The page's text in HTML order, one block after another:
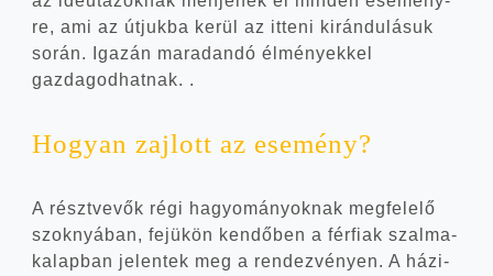
re, ami az útjuk­ba kerül az itte­ni kirán­du­lá­suk
során. Iga­zán mara­dan­dó élmé­nyek­kel
gazdagodhatnak. .
Hogyan zaj­lott az esemény?
A részt­ve­vők régi hagyo­má­nyok­nak meg­fe­le­lő
szok­nyá­ban, fejü­kön ken­dő­ben a fér­fi­ak szal­ma­
ka­lap­ban jelen­tek meg a ren­dez­vé­nyen. A házi­